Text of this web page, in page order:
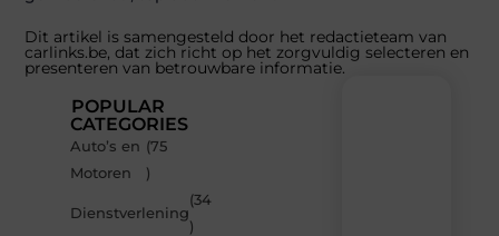
Dit artikel is samengesteld door het redactieteam van
carlinks.be, dat zich richt op het zorgvuldig selecteren en
presenteren van betrouwbare informatie.
POPULAR
CATEGORIES
Auto’s en
Motoren
(75
)
Dienstverlening
(34
)